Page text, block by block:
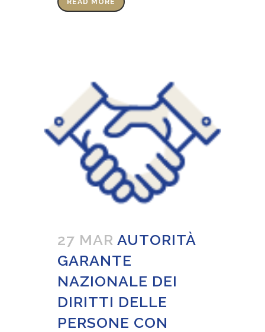
READ MORE
27 MAR AUTORITÀ
GARANTE
NAZIONALE DEI
DIRITTI DELLE
PERSONE CON